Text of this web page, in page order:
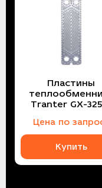
Пластины
Tranter GX-
Цена по
Купить